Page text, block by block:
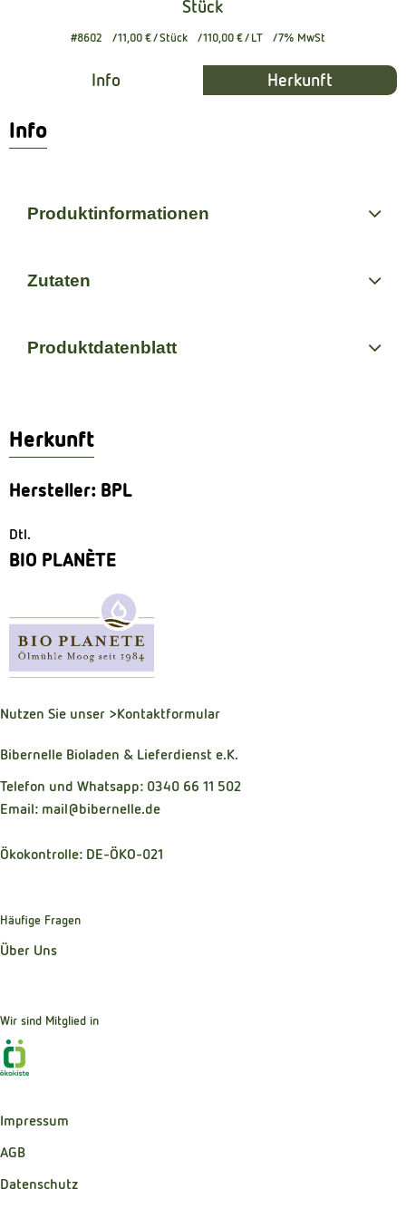
Stück
#8602 11,00 €/ Stück 110,00 €/ LT 7% MwSt
Info Herkunft
Info
Produktinformationen
Zutaten
Produktdatenblatt
Herkunft
Hersteller: BPL
Dtl.
BIO PLANÈTE
Nutzen Sie unser >Kontaktformular
Bibernelle Bioladen & Lieferdienst e.K.
Telefon und Whatsapp: 0340 66 11 502
Email: mail@bibernelle.de
Ökokontrolle: DE-ÖKO-021
Häufige Fragen
Über Uns
Wir sind Mitglied in
Impressum
AGB
Datenschutz